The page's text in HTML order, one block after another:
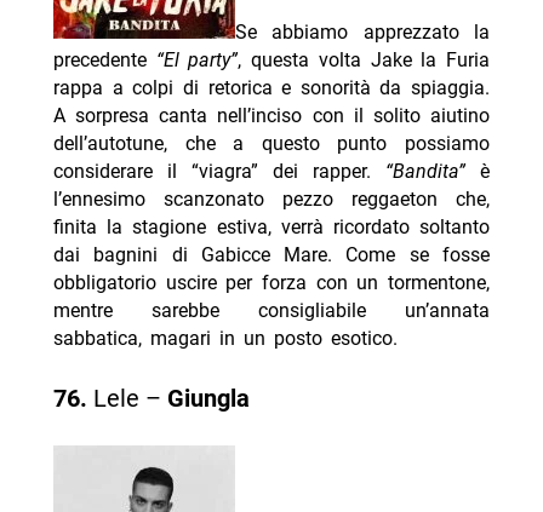
Se abbiamo apprezzato la
precedente “El party”, questa volta Jake la Furia
rappa a colpi di retorica e sonorità da spiaggia.
A sorpresa canta nell’inciso con il solito aiutino
dell’autotune, che a questo punto possiamo
considerare il “viagra” dei rapper. “Bandita”è
l’ennesimo scanzonato pezzo reggaeton che,
finita la stagione estiva, verrà ricordato soltanto
dai bagnini di Gabicce Mare. Come se fosse
obbligatorio uscire per forza con un tormentone,
mentre sarebbe consigliabile un’annata
sabbatica, magari in un posto esotico.
76. Lele – Giungla